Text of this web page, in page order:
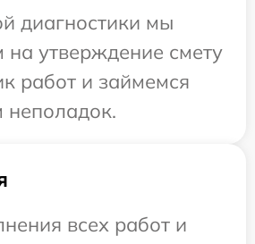
диагностики мы
на утверждение смету
работ и займемся
неполадок.
всех работ и